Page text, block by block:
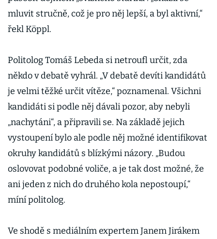
mluvit stručně, což je pro něj lepší, a byl aktivní,“
řekl Köppl.
Politolog Tomáš Lebeda si netroufl určit, zda
někdo v debatě vyhrál. „V debatě devíti kandidátů
je velmi těžké určit vítěze,“ poznamenal. Všichni
kandidáti si podle něj dávali pozor, aby nebyli
„nachytáni“, a připravili se. Na základě jejich
vystoupení bylo ale podle něj možné identifikovat
okruhy kandidátů s blízkými názory. „Budou
oslovovat podobné voliče, a je tak dost možné, že
ani jeden z nich do druhého kola nepostoupí,“
míní politolog.
Ve shodě s mediálním expertem Janem Jirákem